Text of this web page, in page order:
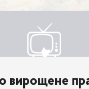
вирощене